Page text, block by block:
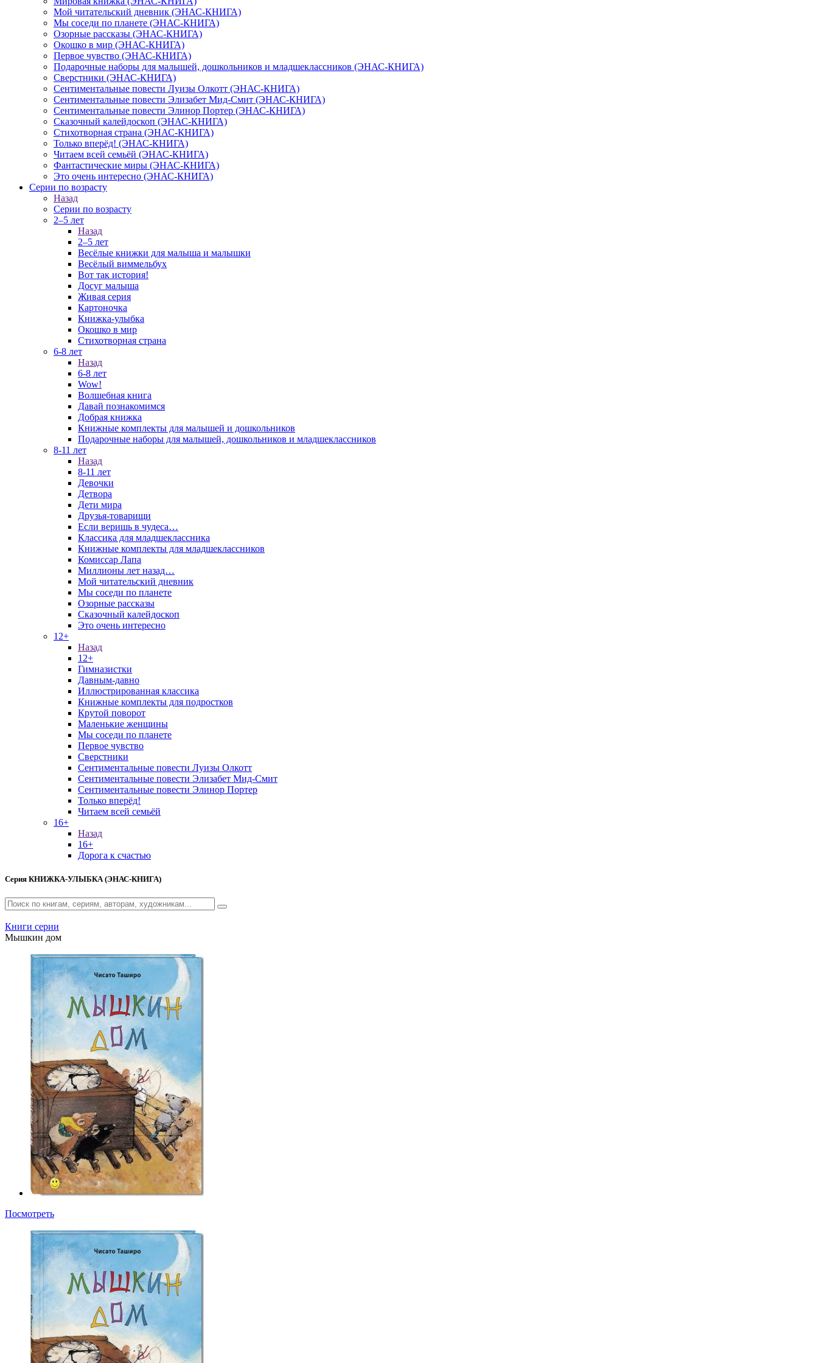
Мой читательский дневник (ЭНАС-КНИГА)
Мы соседи по планете (ЭНАС-КНИГА)
Озорные рассказы (ЭНАС-КНИГА)
Окошко в мир (ЭНАС-КНИГА)
Первое чувство (ЭНАС-КНИГА)
Подарочные наборы для малышей, дошкольников и младшеклассников (ЭНАС-КНИГА)
Сверстники (ЭНАС-КНИГА)
Сентиментальные повести Луизы Олкотт (ЭНАС-КНИГА)
Сентиментальные повести Элизабет Мид-Смит (ЭНАС-КНИГА)
Сентиментальные повести Элинор Портер (ЭНАС-КНИГА)
Сказочный калейдоскоп (ЭНАС-КНИГА)
Стихотворная страна (ЭНАС-КНИГА)
Только вперёд! (ЭНАС-КНИГА)
Читаем всей семьёй (ЭНАС-КНИГА)
Фантастические миры (ЭНАС-КНИГА)
Это очень интересно (ЭНАС-КНИГА)
Серии по возрасту
Назад
Серии по возрасту
2–5 лет
Назад
2–5 лет
Весёлые книжки для малыша и малышки
Весёлый виммельбух
Вот так история!
Досуг малыша
Живая серия
Картоночка
Книжка-улыбка
Окошко в мир
Стихотворная страна
6-8 лет
Назад
6-8 лет
Wow!
Волшебная книга
Давай познакомимся
Добрая книжка
Книжные комплекты для малышей и дошкольников
Подарочные наборы для малышей, дошкольников и младшеклассников
8-11 лет
Назад
8-11 лет
Девочки
Детвора
Дети мира
Друзья-товарищи
Если веришь в чудеса…
Классика для младшеклассника
Книжные комплекты для младшеклассников
Комиссар Лапа
Миллионы лет назад…
Мой читательский дневник
Мы соседи по планете
Озорные рассказы
Сказочный калейдоскоп
Это очень интересно
12+
Назад
12+
Гимназистки
Давным-давно
Иллюстрированная классика
Книжные комплекты для подростков
Крутой поворот
Маленькие женщины
Мы соседи по планете
Первое чувство
Сверстники
Сентиментальные повести Луизы Олкотт
Сентиментальные повести Элизабет Мид-Смит
Сентиментальные повести Элинор Портер
Только вперёд!
Читаем всей семьёй
16+
Назад
16+
Дорога к счастью
Серия КНИЖКА-УЛЫБКА (ЭНАС-КНИГА)
Книги серии
Мышкин дом
Посмотреть